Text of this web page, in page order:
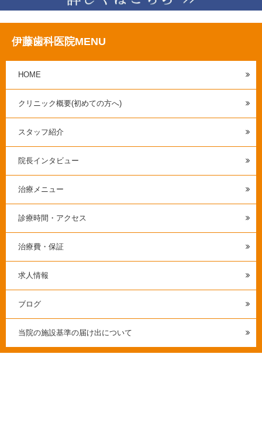
伊藤歯科医院MENU
HOME
クリニック概要(初めての方へ)
スタッフ紹介
院長インタビュー
治療メニュー
診療時間・アクセス
治療費・保証
求人情報
ブログ
当院の施設基準の届け出について